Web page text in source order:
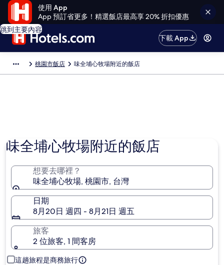
使用 App
App 預訂省更多！精選飯店最高享 20% 折扣優惠
跳到主要內容
下載 App
桃園市飯店 味全埔心牧場附近的飯店
味全埔心牧場附近的飯店
想要去哪裡？
味全埔心牧場, 桃園市, 台灣
日期
8月20日 週四 - 8月21日 週五
旅客
2 位旅客, 1 間客房
這趟旅程是商務旅行